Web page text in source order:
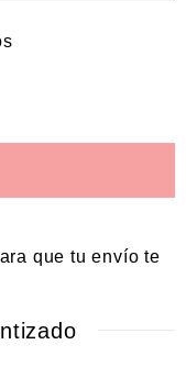
que tu envío te